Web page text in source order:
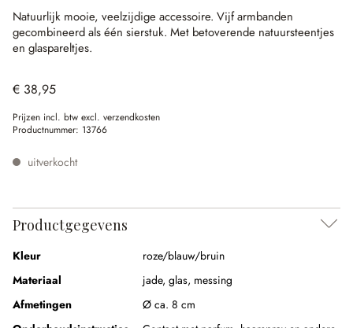
Natuurlijk mooie, veelzijdige accessoire. Vijf armbanden
gecombineerd als één sierstuk. Met betoverende natuursteentjes
en glaspareltjes.
€ 38,95
Prijzen incl. btw excl. verzendkosten
Productnummer: 13766
uitverkocht
Productgegevens
Kleur
roze/blauw/bruin
Materiaal
jade, glas, messing
Afmetingen
Ø ca. 8 cm